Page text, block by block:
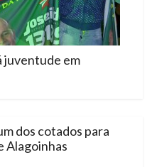
juventude em
dos cotados para
Alagoinhas